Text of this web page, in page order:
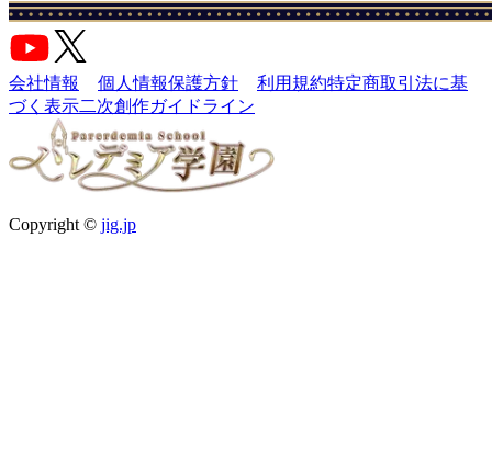
会社情報 個人情報保護方針 利用規約特定商取引法に基
づく表示二次創作ガイドライン
Copyright © jig.jp